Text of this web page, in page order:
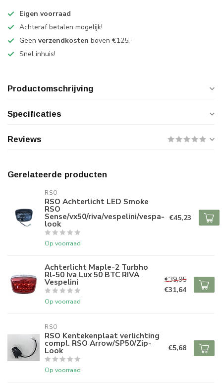
Eigen voorraad
Achteraf betalen mogelijk!
Geen verzendkosten boven €125,-
Snel inhuis!
Productomschrijving
Specificaties
Reviews
Gerelateerde producten
RSO
RSO Achterlicht LED Smoke
RSO
Sense/vx50/riva/vespelini/vespa-
look
Op voorraad
€45,23
Achterlicht Maple-2 Turbho
Rl-50 Iva Lux 50 BTC RIVA
Vespelini
Op voorraad
€39,95
€31,64
RSO
RSO Kentekenplaat verlichting
compl. RSO Arrow/SP50/Zip-
Look
Op voorraad
€5,68